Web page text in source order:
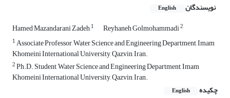
نویسندگان English
Hamed Mazandarani Zadeh1 Reyhaneh Golmohammadi2
1Associate Professor, Water Science and Engineering Department, Imam
Khomeini International University, Qazvin, Iran.
2Ph.D. Student, Water Science and Engineering Department, Imam
Khomeini International University, Qazvin, Iran.
چکیده
English